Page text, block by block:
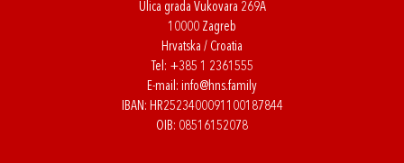
Ulica grada Vukovara 269A
10000 Zagreb
Hrvatska / Croatia
Tel: +385 1 2361555
E-mail: info@hns.family
IBAN: HR2523400091100187844
OIB: 08516152078